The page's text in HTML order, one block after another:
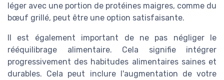
léger avec une portion de protéines maigres, comme du
bœuf grillé, peut être une option satisfaisante.
Il est également important de ne pas négliger le
rééquilibrage alimentaire. Cela signifie intégrer
progressivement des habitudes alimentaires saines et
durables. Cela peut inclure l'augmentation de votre